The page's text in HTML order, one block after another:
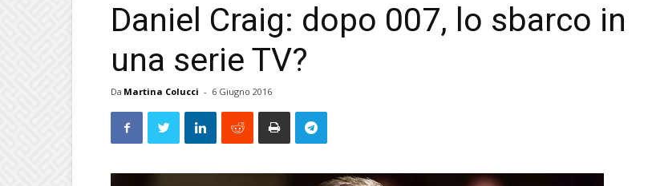
Daniel Craig: dopo 007, lo sbarco in
una serie TV?
Da Martina Colucci - 6 Giugno 2016